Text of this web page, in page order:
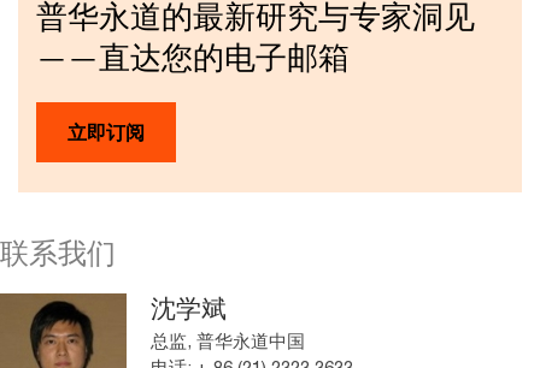
普华永道的最新研究与专家洞见
——直达您的电子邮箱
立即订阅
联系我们
沈学斌
总监, 普华永道中国